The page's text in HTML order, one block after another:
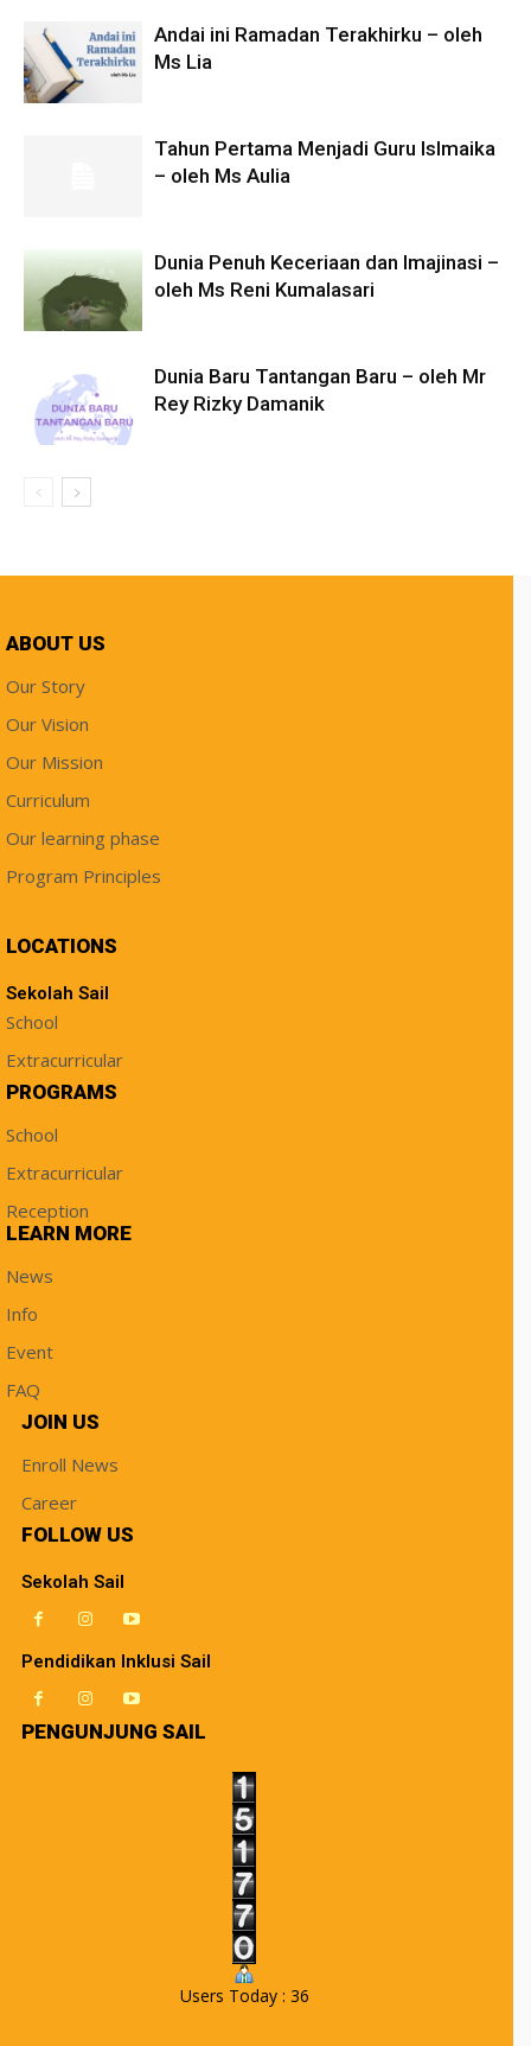
Andai ini Ramadan Terakhirku – oleh
Ms Lia
Tahun Pertama Menjadi Guru Islmaika
– oleh Ms Aulia
Dunia Penuh Keceriaan dan Imajinasi –
oleh Ms Reni Kumalasari
Dunia Baru Tantangan Baru – oleh Mr
Rey Rizky Damanik
ABOUT US
Our Story
Our Vision
Our Mission
Curriculum
Our learning phase
Program Principles
LOCATIONS
Sekolah Sail
School
Extracurricular
PROGRAMS
School
Extracurricular
Reception
LEARN MORE
News
Info
Event
FAQ
JOIN US
Enroll News
Career
FOLLOW US
Sekolah Sail
Pendidikan Inklusi Sail
PENGUNJUNG SAIL
Users Today : 36